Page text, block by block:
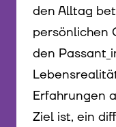
den Alltag
persönlichen
den
Erfahrungen
Ziel ist, ein